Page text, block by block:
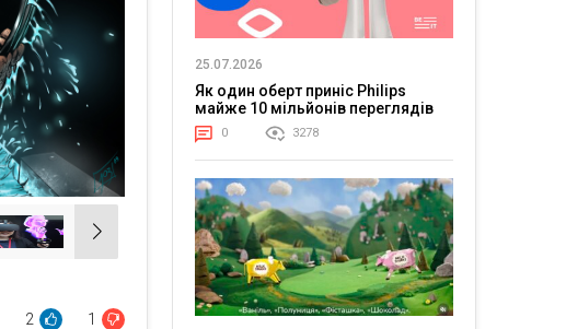
2 1
25.07.2026
Як один оберт приніс Philips
майже 10 мільйонів переглядів
0 3278